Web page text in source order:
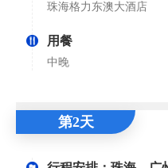
珠海格力东澳大酒店
用餐
中晚
第2天